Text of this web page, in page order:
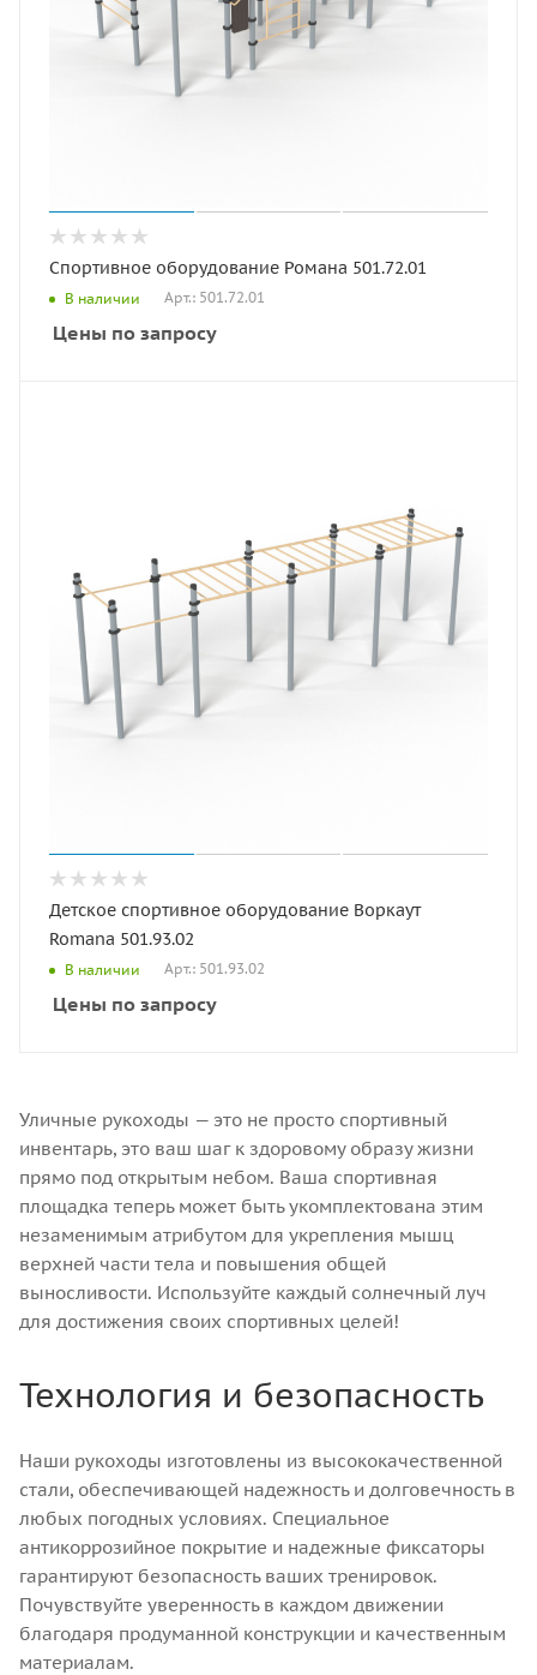
Спортивное оборудование Романа 501.72.01
В наличии Арт.: 501.72.01
Цены по запросу
Детское спортивное оборудование Воркаут
Romana 501.93.02
В наличии Арт.: 501.93.02
Цены по запросу
Уличные рукоходы — это не просто спортивный
инвентарь, это ваш шаг к здоровому образу жизни
прямо под открытым небом. Ваша спортивная
площадка теперь может быть укомплектована этим
незаменимым атрибутом для укрепления мышц
верхней части тела и повышения общей
выносливости. Используйте каждый солнечный луч
для достижения своих спортивных целей!
Технология и безопасность
Наши рукоходы изготовлены из высококачественной
стали, обеспечивающей надежность и долговечность в
любых погодных условиях. Специальное
антикоррозийное покрытие и надежные фиксаторы
гарантируют безопасность ваших тренировок.
Почувствуйте уверенность в каждом движении
благодаря продуманной конструкции и качественным
материалам.